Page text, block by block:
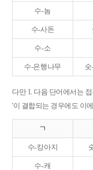
수-놈
수-사돈
수-소
수-은행나무
다만 1. 다음 단어에서는
'이 결합되는 경우에도 이
ㄱ
수-캉아지
수-캐